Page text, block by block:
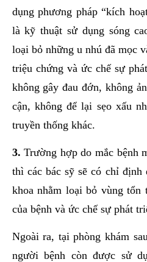
dụng phương pháp “kích
là kỹ thuật sử dụng sóng
loại bỏ những u nhú đã mọc
triệu chứng và ức chế sự
không gây đau đớn, không
cận, không để lại sẹo xấu
truyền thống khác.
3. Trường hợp do mắc bệnh
thì các bác sỹ sẽ có chỉ định
khoa nhằm loại bỏ vùng tổn
của bệnh và ức chế sự phát
Ngoài ra, tại phòng khám
người bệnh còn được sử